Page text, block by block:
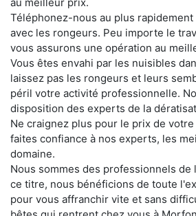
Téléphonez-nous au plus
avec les rongeurs. Peu importe le
vous assurons une opération au
Vous êtes envahi par les nuisibles
laissez pas les rongeurs et leurs
péril votre activité professionnelle.
disposition des experts de la
Ne craignez plus pour le prix de
faites confiance à nos experts, les
domaine.
Nous sommes des professionnels de
ce titre, nous bénéficions de toute
pour vous affranchir vite et sans